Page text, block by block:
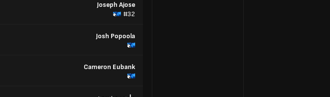
Joseph Ajose
#32
Josh Popoola
Cameron Eubank